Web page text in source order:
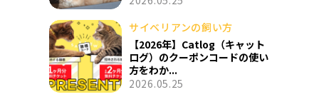
サイベリアンの飼い方
【2026年】Catlog（キャット
ログ）のクーポンコードの使い
方をわか...
2026.05.25